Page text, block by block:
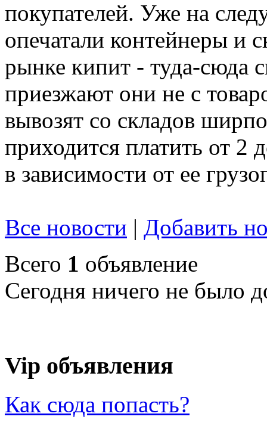
покупателей. Уже на
опечатали контейнеры и
рынке кипит - туда-сюда
приезжают они не с
вывозят со складов
приходится платить от 2
в зависимости от ее
Все новости | Добавить
Всего 1 объявление
Сегодня ничего не было
Vip объявления
Как сюда попасть?